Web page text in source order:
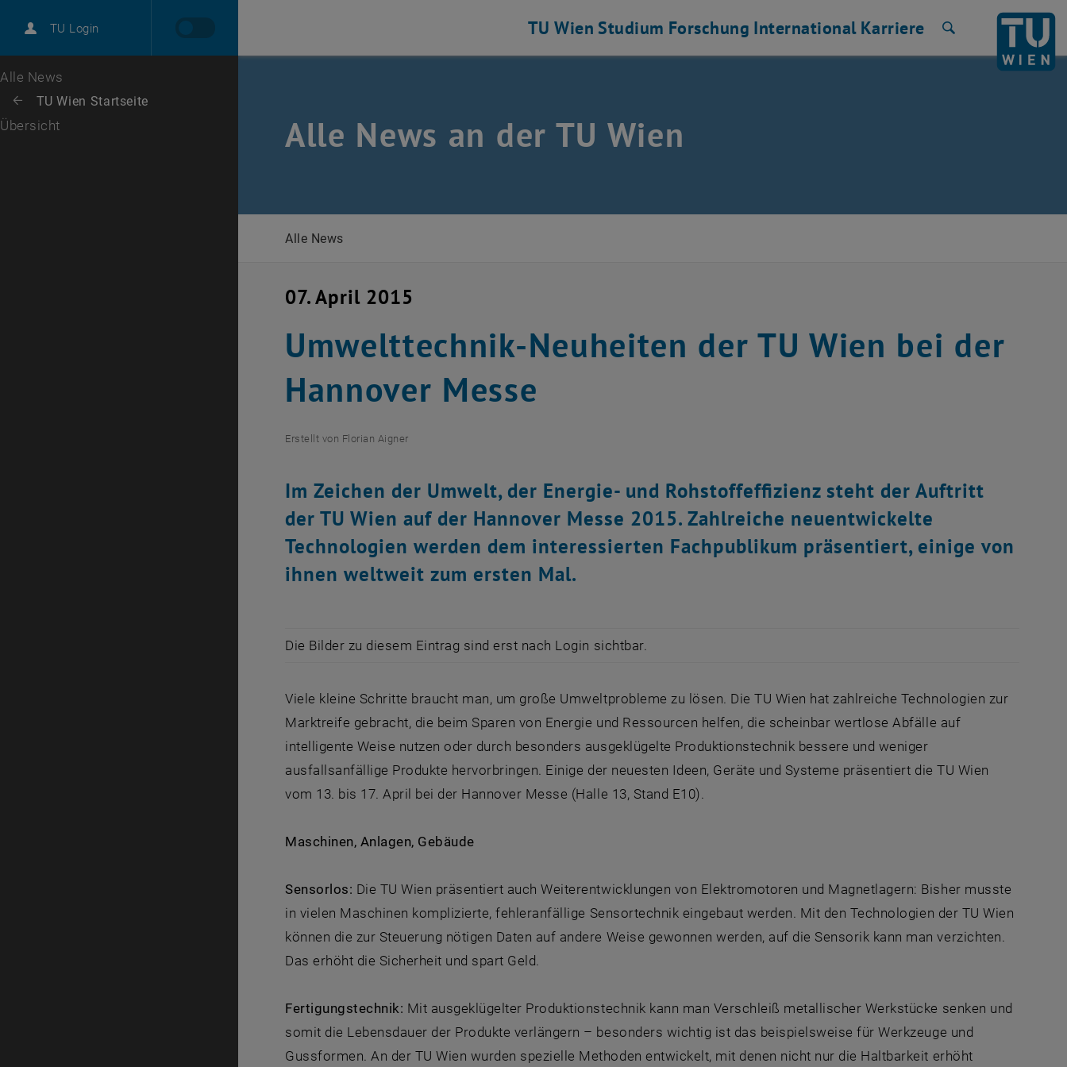
TU Login
Karriere
Zur 1. Menü Ebene
Alle News
Zurück: Subseiten von TU Wien Startseite auflisten
Zurück zur letzten Ebene:
TU Wien Startseite
Übersicht
TU Wien Studium Forschung International Karriere
Alle News an der TU Wien
Alle News
07. April 2015
Umwelttechnik-Neuheiten der TU Wien bei der
Hannover Messe
Erstellt von Florian Aigner
Im Zeichen der Umwelt, der Energie- und Rohstoffeffizienz steht der Auftritt
der TU Wien auf der Hannover Messe 2015. Zahlreiche neuentwickelte
Technologien werden dem interessierten Fachpublikum präsentiert, einige von
ihnen weltweit zum ersten Mal.
Die Bilder zu diesem Eintrag sind erst nach Login sichtbar.
Viele kleine Schritte braucht man, um große Umweltprobleme zu lösen. Die TU Wien hat zahlreiche Technologien zur
Marktreife gebracht, die beim Sparen von Energie und Ressourcen helfen, die scheinbar wertlose Abfälle auf
intelligente Weise nutzen oder durch besonders ausgeklügelte Produktionstechnik bessere und weniger
ausfallsanfällige Produkte hervorbringen. Einige der neuesten Ideen, Geräte und Systeme präsentiert die TU Wien
vom 13. bis 17. April bei der Hannover Messe (Halle 13, Stand E10).
Maschinen, Anlagen, Gebäude
Sensorlos: Die TU Wien präsentiert auch Weiterentwicklungen von Elektromotoren und Magnetlagern: Bisher musste
in vielen Maschinen komplizierte, fehleranfällige Sensortechnik eingebaut werden. Mit den Technologien der TU Wien
können die zur Steuerung nötigen Daten auf andere Weise gewonnen werden, auf die Sensorik kann man verzichten.
Das erhöht die Sicherheit und spart Geld.
Fertigungstechnik: Mit ausgeklügelter Produktionstechnik kann man Verschleiß metallischer Werkstücke senken und
somit die Lebensdauer der Produkte verlängern – besonders wichtig ist das beispielsweise für Werkzeuge und
Gussformen. An der TU Wien wurden spezielle Methoden entwickelt, mit denen nicht nur die Haltbarkeit erhöht